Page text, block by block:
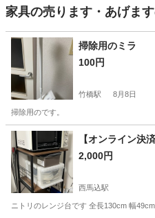
家具の売ります・あげま
掃除用のミラ
100円
竹橋駅 8月8日
掃除用のです。
東京 千代田区 竹橋駅 その
【オンライン
2,000円
西馬込駅
ニトリのレンジ台です 全長130cm 幅